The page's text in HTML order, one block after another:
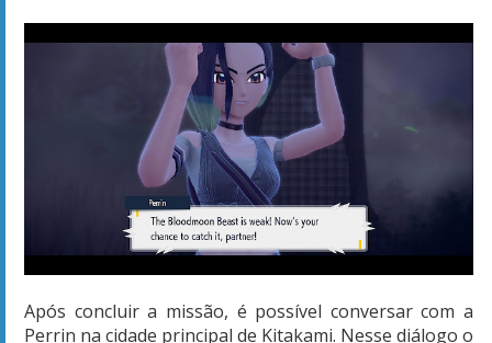
Após concluir a missão, é possível conversar com a
Perrin na cidade principal de Kitakami. Nesse diálogo o